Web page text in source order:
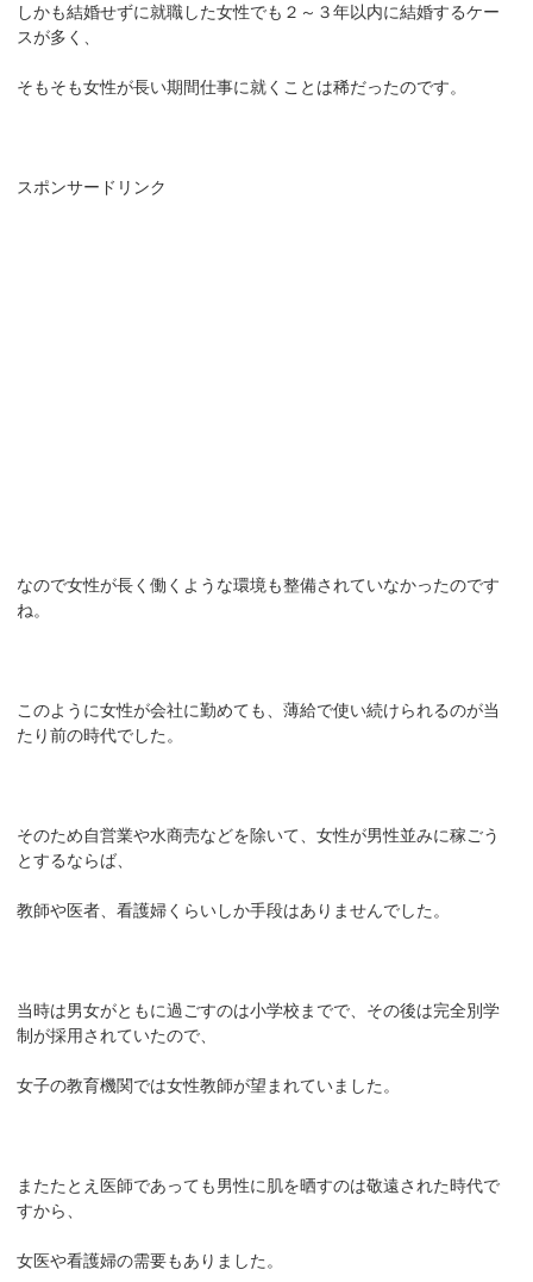
しかも結婚せずに就職した女性でも２～３年以内に結婚するケー
スが多く、
そもそも女性が長い期間仕事に就くことは稀だったのです。
スポンサードリンク
なので女性が長く働くような環境も整備されていなかったのです
ね。
このように女性が会社に勤めても、薄給で使い続けられるのが当
たり前の時代でした。
そのため自営業や水商売などを除いて、女性が男性並みに稼ごう
とするならば、
教師や医者、看護婦くらいしか手段はありませんでした。
当時は男女がともに過ごすのは小学校までで、その後は完全別学
制が採用されていたので、
女子の教育機関では女性教師が望まれていました。
またたとえ医師であっても男性に肌を晒すのは敬遠された時代で
すから、
女医や看護婦の需要もありました。